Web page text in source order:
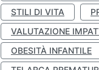
STILI DI VITA
VALUTAZIONE
OBESITÀ INFANTILE